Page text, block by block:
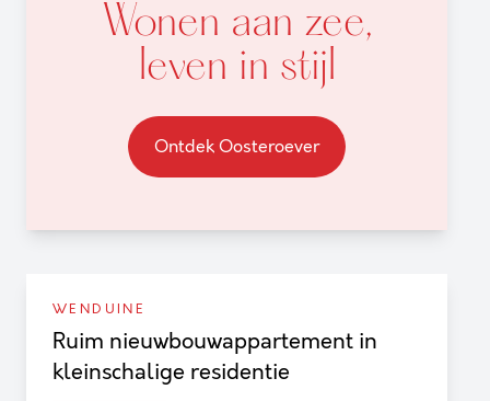
Wonen aan zee,
leven in stijl
Ontdek Oosteroever
WENDUINE
Ruim nieuwbouwappartement in
kleinschalige residentie